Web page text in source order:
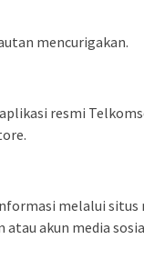
mencurigakan.
resmi
melalui situs
atau akun media